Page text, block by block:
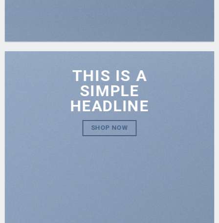
THIS IS A
SIMPLE
HEADLINE
SHOP NOW